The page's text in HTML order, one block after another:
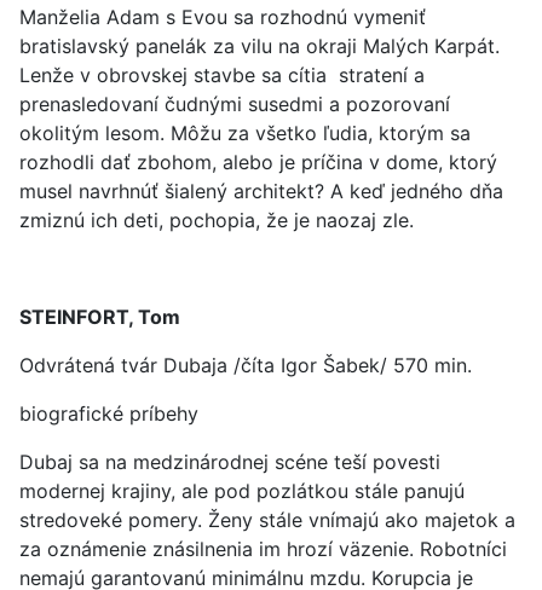
Manželia Adam s Evou sa rozhodnú vymeniť
bratislavský panelák za vilu na okraji Malých Karpát.
Lenže v obrovskej stavbe sa cítia stratení a
prenasledovaní čudnými susedmi a pozorovaní
okolitým lesom. Môžu za všetko ľudia, ktorým sa
rozhodli dať zbohom, alebo je príčina v dome, ktorý
musel navrhnúť šialený architekt? A keď jedného dňa
zmiznú ich deti, pochopia, že je naozaj zle.
STEINFORT, Tom
Odvrátená tvár Dubaja /číta Igor Šabek/ 570 min.
biografické príbehy
Dubaj sa na medzinárodnej scéne teší povesti
modernej krajiny, ale pod pozlátkou stále panujú
stredoveké pomery. Ženy stále vnímajú ako majetok a
za oznámenie znásilnenia im hrozí väzenie. Robotníci
nemajú garantovanú minimálnu mzdu. Korupcia je